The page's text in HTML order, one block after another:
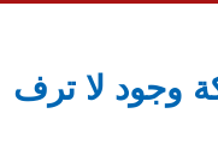
وجود لا ترف